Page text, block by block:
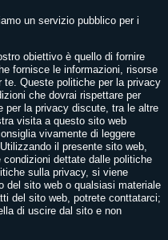
un servizio pubblico per i
obiettivo è quello di fornire
fornisce le informazioni, risorse
Queste politiche per la privacy
che dovrai rispettare per
per la privacy discute, tra le altre
visita a questo sito web
vivamente di leggere
il presente sito web,
dettate dalle politiche
sulla privacy, si viene
del sito web o qualsiasi materiale
del sito web, potrete conttatarci;
di uscire dal sito e non